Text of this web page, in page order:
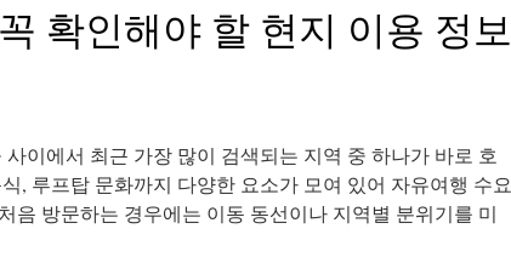
확인해야 할 현지 이용 정보
이에서 최근 가장 많이 검색되는 지역 중 하나가 바로 호
, 루프탑 문화까지 다양한 요소가 모여 있어 자유여행 수요
음 방문하는 경우에는 이동 동선이나 지역별 분위기를 미